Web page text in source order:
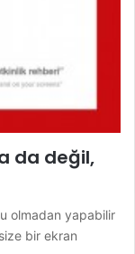
da değil,
olmadan yapabilir
bir ekran